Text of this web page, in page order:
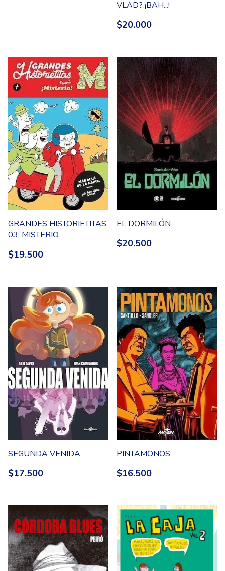
VLAD? ¡BAH...!
$20.000
GRANDES HISTORIETITAS
03: MISTERIO
$19.500
EL DORMILÓN
$20.500
SEGUNDA VENIDA
$17.500
PINTAMONOS
$16.500